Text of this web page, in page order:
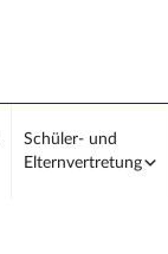
Schüler- und
Elternvertretung